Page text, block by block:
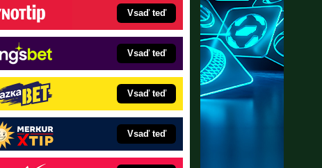
Vsaď teď
Vsaď teď
Vsaď teď
Vsaď teď